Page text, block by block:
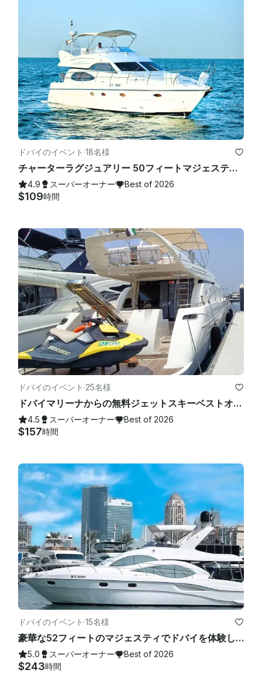
ドバイのイベント ·18名様
チャーターラグジュアリー 50フィートマジェスティヨット — ドバイマリーナでの3ベッドルーム、最大18名様まで
4.9 スーパーオーナー Best of 2026
$109時間
ドバイのイベント ·25名様
ドバイマリーナからの無料ジェットスキーベストオファー付き豪華イタリアンアジムットヨット
4.5 スーパーオーナー Best of 2026
$157時間
ドバイのイベント ·15名様
豪華な52フィートのマジェスティでドバイを体験してください
5.0 スーパーオーナー Best of 2026
$243時間